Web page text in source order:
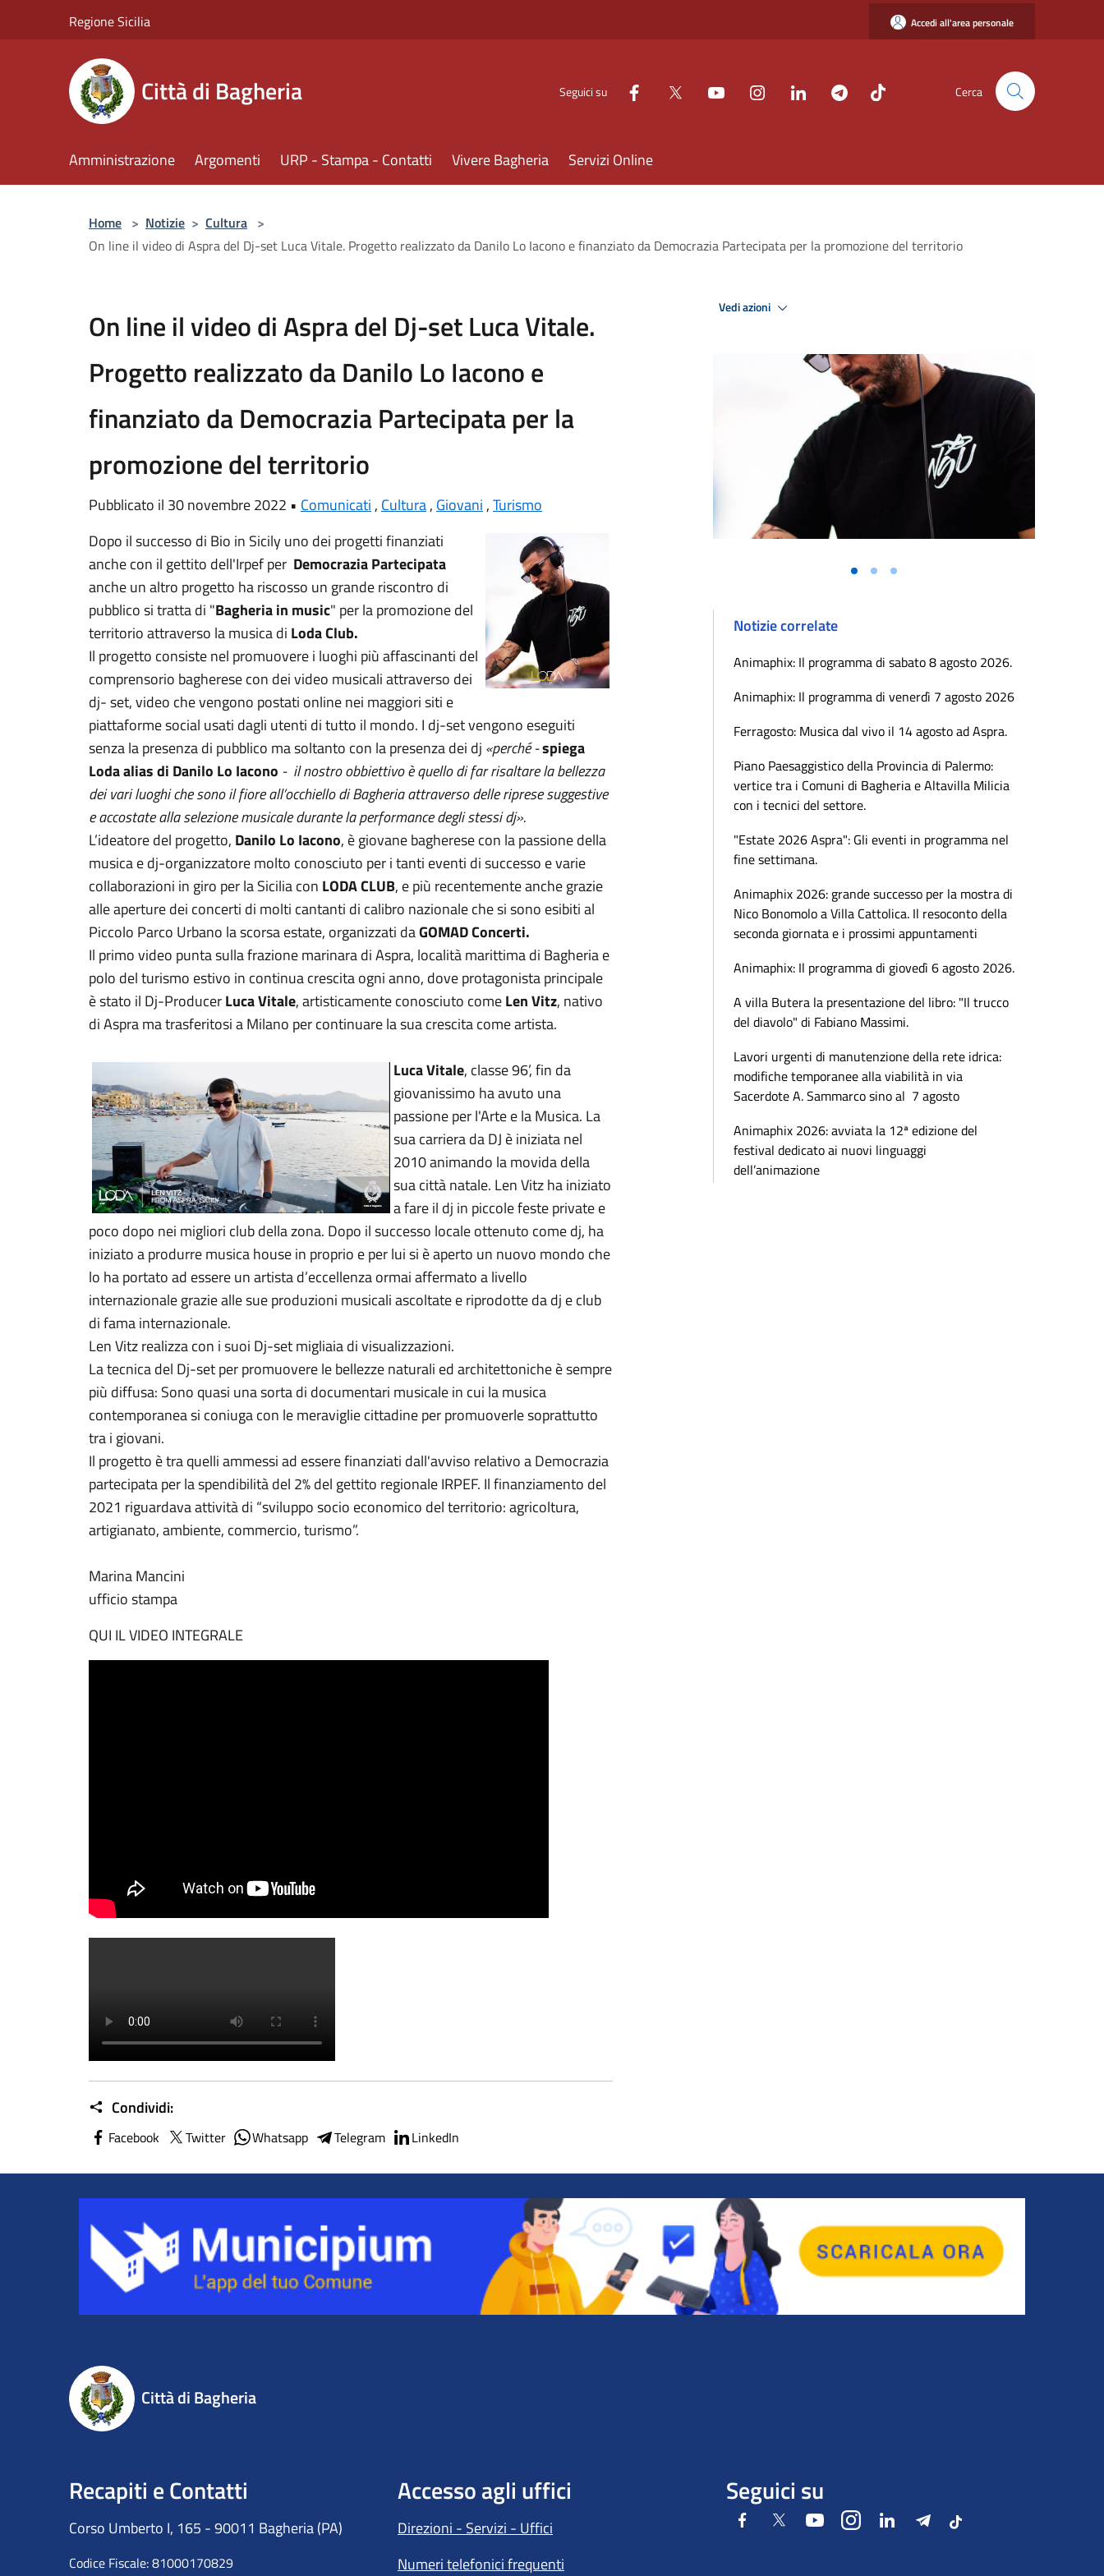
Regione Sicilia Accedi all'area personale
Città di Bagheria Seguici su Cerca
Amministrazione Argomenti URP - Stampa - Contatti Vivere Bagheria Servizi Online
Home > Notizie > Cultura >
On line il video di Aspra del Dj-set Luca Vitale. Progetto realizzato da Danilo Lo Iacono e finanziato da Democrazia Partecipata per la promozione del territorio
On line il video di Aspra del Dj-set Luca Vitale.
Progetto realizzato da Danilo Lo Iacono e
finanziato da Democrazia Partecipata per la
promozione del territorio
Pubblicato il 30 novembre 2022 • Comunicati , Cultura, Giovani ,Turismo
Dopo il successo di Bio in Sicily uno dei progetti finanziati
anche con il gettito dell'Irpef per Democrazia Partecipata
anche un altro progetto ha riscosso un grande riscontro di
pubblico si tratta di "Bagheria in music" per la promozione del
territorio attraverso la musica di Loda Club.
Il progetto consiste nel promuovere i luoghi più affascinanti del
comprensorio bagherese con dei video musicali attraverso dei
dj- set, video che vengono postati online nei maggiori siti e
piattaforme social usati dagli utenti di tutto il mondo. I dj-set vengono eseguiti
senza la presenza di pubblico ma soltanto con la presenza dei dj «perché -spiega
Loda alias di Danilo Lo Iacono - il nostro obbiettivo è quello di far risaltare la bellezza
dei vari luoghi che sono il fiore all’occhiello di Bagheria attraverso delle riprese suggestive
e accostate alla selezione musicale durante la performance degli stessi dj».
L’ideatore del progetto, Danilo Lo Iacono, è giovane bagherese con la passione della
musica e dj-organizzatore molto conosciuto per i tanti eventi di successo e varie
collaborazioni in giro per la Sicilia con LODA CLUB, e più recentemente anche grazie
alle aperture dei concerti di molti cantanti di calibro nazionale che si sono esibiti al
Piccolo Parco Urbano la scorsa estate, organizzati daGOMAD Concerti.
Il primo video punta sulla frazione marinara di Aspra, località marittima di Bagheria e
polo del turismo estivo in continua crescita ogni anno, dove protagonista principale
è stato il Dj-ProducerLuca Vitale, artisticamente conosciuto comeLen Vitz, nativo
di Aspra ma trasferitosi a Milano per continuare la sua crescita come artista.
Luca Vitale, classe 96’, fin da
giovanissimo ha avuto una
passione per l'Arte e la Musica. La
sua carriera da DJ è iniziata nel
2010 animando la movida della
sua città natale. Len Vitz ha iniziato
a fare il dj in piccole feste private e
poco dopo nei migliori club della zona. Dopo il successo locale ottenuto come dj, ha
iniziato a produrre musica house in proprio e per lui si è aperto un nuovo mondo che
lo ha portato ad essere un artista d’eccellenza ormai affermato a livello
internazionale grazie alle sue produzioni musicali ascoltate e riprodotte da dj e club
di fama internazionale.
Len Vitz realizza con i suoi Dj-set migliaia di visualizzazioni.
La tecnica del Dj-set per promuovere le bellezze naturali ed architettoniche è sempre
più diffusa: Sono quasi una sorta di documentari musicale in cui la musica
contemporanea si coniuga con le meraviglie cittadine per promuoverle soprattutto
tra i giovani.
Il progetto è tra quelli ammessi ad essere finanziati dall'avviso relativo a Democrazia
partecipata per la spendibilità del 2% del gettito regionale IRPEF. Il finanziamento del
2021 riguardava attività di “sviluppo socio economico del territorio: agricoltura,
artigianato, ambiente, commercio, turismo”.
Marina Mancini
ufficio stampa
QUI IL VIDEO INTEGRALE
Condividi:
Facebook Twitter Whatsapp Telegram LinkedIn
Vedi azioni
Notizie correlate
Animaphix: Il programma di sabato 8 agosto 2026.
Animaphix: Il programma di venerdì 7 agosto 2026
Ferragosto: Musica dal vivo il 14 agosto ad Aspra.
Piano Paesaggistico della Provincia di Palermo:
vertice tra i Comuni di Bagheria e Altavilla Milicia
con i tecnici del settore.
"Estate 2026 Aspra": Gli eventi in programma nel
fine settimana.
Animaphix 2026: grande successo per la mostra di
Nico Bonomolo a Villa Cattolica. Il resoconto della
seconda giornata e i prossimi appuntamenti
Animaphix: Il programma di giovedì 6 agosto 2026.
A villa Butera la presentazione del libro: "Il trucco
del diavolo" di Fabiano Massimi.
Lavori urgenti di manutenzione della rete idrica:
modifiche temporanee alla viabilità in via
Sacerdote A. Sammarco sino al 7 agosto
Animaphix 2026: avviata la 12ª edizione del
festival dedicato ai nuovi linguaggi
dell’animazione
Città di Bagheria
Recapiti e Contatti
Corso Umberto I, 165 - 90011 Bagheria (PA)
Codice Fiscale: 81000170829
Accesso agli uffici
Direzioni - Servizi - Uffici
Numeri telefonici frequenti
Seguici su
FacebookTwitter YoutubeInstagramLinkedIn Telegram
Tiktok